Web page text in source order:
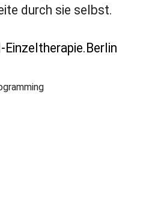
durch sie selbst.
Einzeltherapie.Berlin